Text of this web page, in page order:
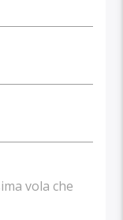
vola che